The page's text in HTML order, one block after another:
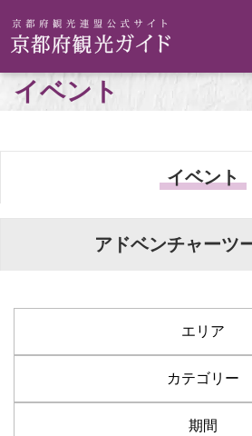
イベント
イベント
アドベンチャーツ
エリア
カテゴリー
期間